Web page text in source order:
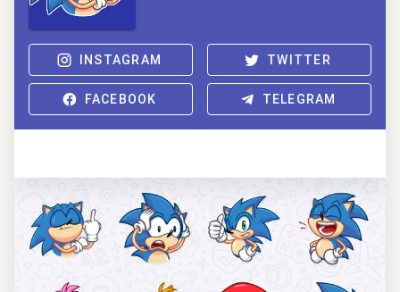
INSTAGRAM TWITTER
FACEBOOK TELEGRAM